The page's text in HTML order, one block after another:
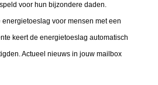
voor hun bijzondere daden.
voor mensen met een
keert de energietoeslag automatisch
Actueel nieuws in jouw mailbox